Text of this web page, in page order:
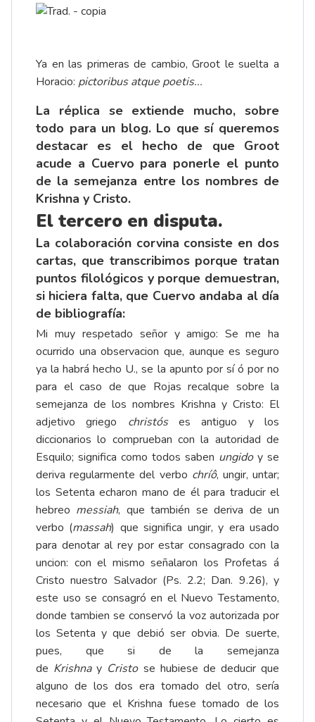
Ya en las primeras de cambio, Groot le suelta a
Horacio: pictoribus atque poetis...
La réplica se extiende mucho, sobre
todo para un blog. Lo que sí queremos
destacar es el hecho de que Groot
acude a Cuervo para ponerle el punto
de la semejanza entre los nombres de
Krishna y Cristo.
El tercero en disputa.
La colaboración corvina consiste en dos
cartas, que transcribimos porque tratan
puntos filológicos y porque demuestran,
si hiciera falta, que Cuervo andaba al día
de bibliografía:
Mi muy respetado señor y amigo: Se me ha
ocurrido una observacion que, aunque es seguro
ya la habrá hecho U., se la apunto por sí ó por no
para el caso de que Rojas recalque sobre la
semejanza de los nombres Krishna y Cristo: El
adjetivo griego christóses antiguo y los
diccionarios lo comprueban con la autoridad de
Esquilo; significa como todos saben ungidoy se
deriva regularmente del verbo chríô, ungir, untar;
los Setenta echaron mano de él para traducir el
hebreo messiah, que también se deriva de un
verbo (massah) que significa ungir, y era usado
para denotar al rey por estar consagrado con la
uncion: con el mismo señalaron los Profetas á
Cristo nuestro Salvador (Ps. 2.2; Dan. 9.26), y
este uso se consagró en el Nuevo Testamento,
donde tambien se conservó la voz autorizada por
los Setenta y que debió ser obvia. De suerte,
pues, que si de la semejanza
de Krishnay Cristose hubiese de deducir que
alguno de los dos era tomado del otro, sería
necesario que el Krishna fuese tomado de los